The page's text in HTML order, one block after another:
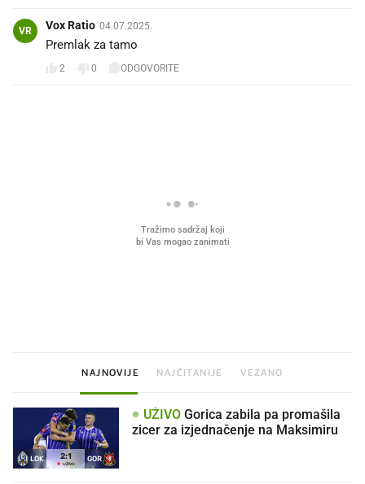
VR Vox Ratio 04.07.2025.
Premlak za tamo
2 0 ODGOVORITE
NAJNOVIJE NAJČITANIJE VEZANO
LOK 2:1
UŽIVO
GOR
UŽIVO
zicer za izjednačenje na Maksimiru